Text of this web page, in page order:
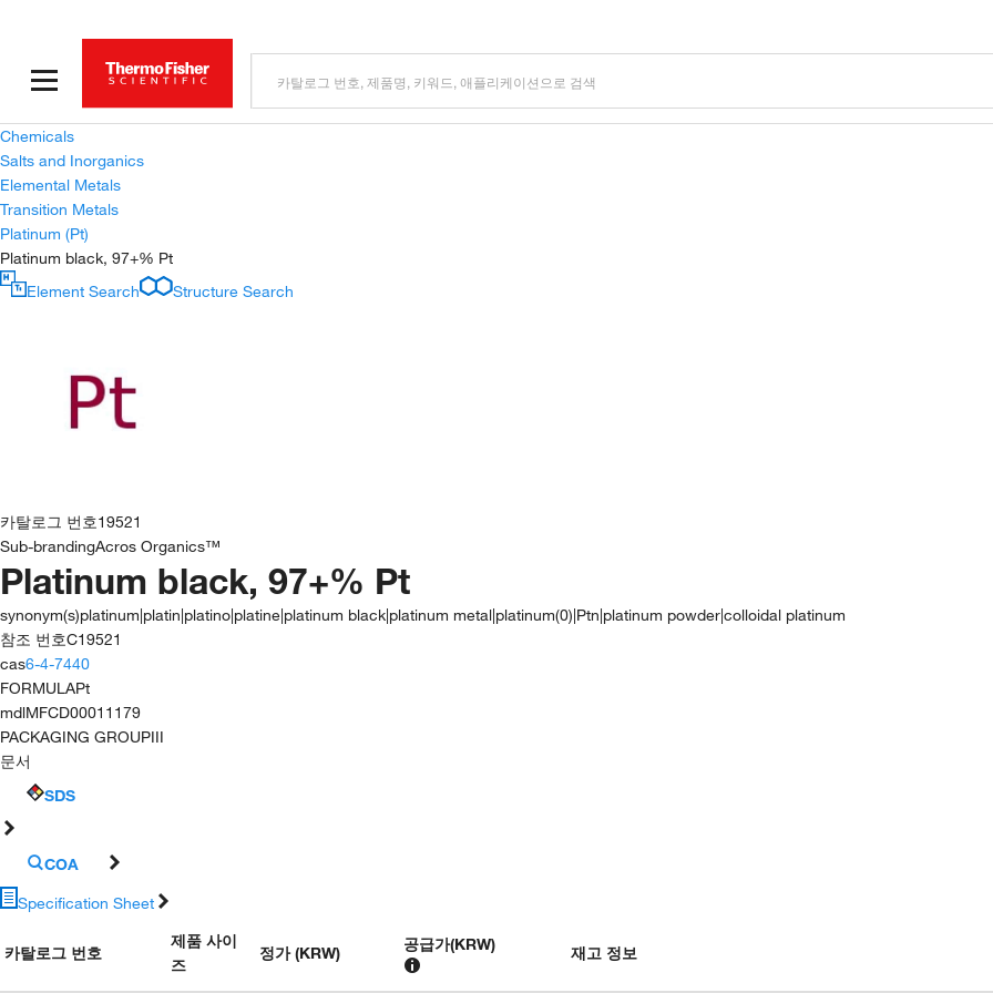
Chemicals
Salts and Inorganics
Elemental Metals
Transition Metals
Platinum (Pt)
Platinum black, 97+% Pt
Element Search
Structure Search
카탈로그 번호19521
Sub-brandingAcros Organics™
Platinum black, 97+% Pt
synonym(s)platinum|platin|platino|platine|platinum black|platinum metal|platinum(0)|Ptn|platinum powder|colloidal platinum
참조 번호C19521
cas6-4-7440
FORMULAPt
mdlMFCD00011179
PACKAGING GROUPIII
문서
SDS
COA
Specification Sheet
카탈로그 번호
제품 사이
즈
정가 (KRW) 공급가(KRW) 재고 정보